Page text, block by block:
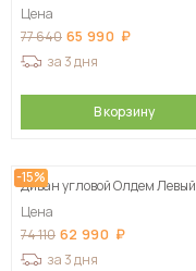
Цена
77 640 65 990
за 3 дня
В корзину
-15%
Диван угловой Олдем Левый
Цена
74 110 62 990
за 3 дня